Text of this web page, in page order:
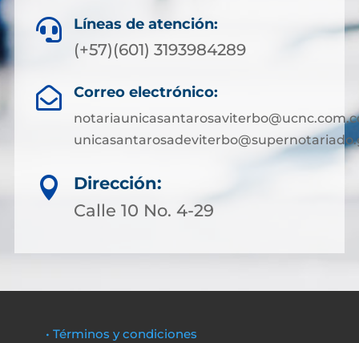
 Líneas de atención:
(+57)(601) 3193984289
 Correo electrónico:

Dirección:
Calle 10 No. 4-29
• Términos y condiciones